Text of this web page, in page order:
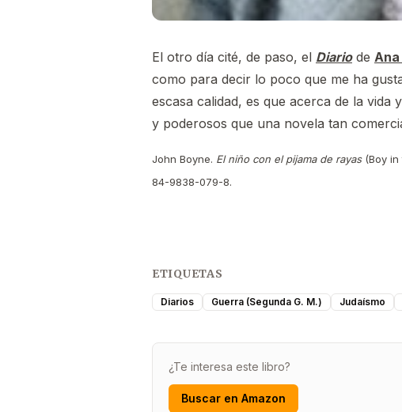
El otro día cité, de paso, el Diariode
como para decir lo poco que me ha
escasa calidad, es que acerca de la
y poderosos que una novela tan
John Boyne. El niño con el pijama de rayas(Boy in
84-9838-079-8.
ETIQUETAS
Diarios Guerra (Segunda G. M.) Judaísmo
¿Te interesa este libro?
Buscar en Amazon